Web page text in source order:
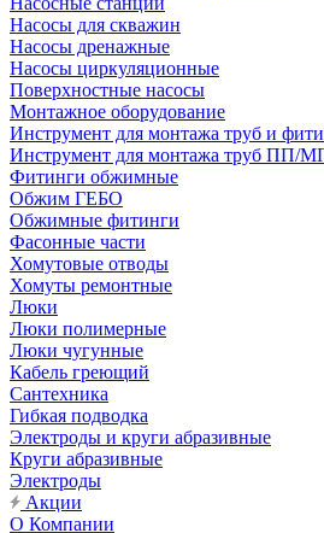
Насосы для скважин
Насосы дренажные
Насосы циркуляционные
Поверхностные насосы
Монтажное оборудование
Инструмент для монтажа труб и
Инструмент для монтажа труб ПП/
Фитинги обжимные
Обжим ГЕБО
Обжимные фитинги
Фасонные части
Хомутовые отводы
Хомуты ремонтные
Люки
Люки полимерные
Люки чугунные
Кабель греющий
Сантехника
Гибкая подводка
Электроды и круги абразивные
Круги абразивные
Электроды
Акции
О Компании